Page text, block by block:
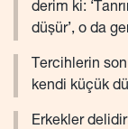
derim ki:
düşür’, o da
Tercihlerin
kendi küçük
Erkekler